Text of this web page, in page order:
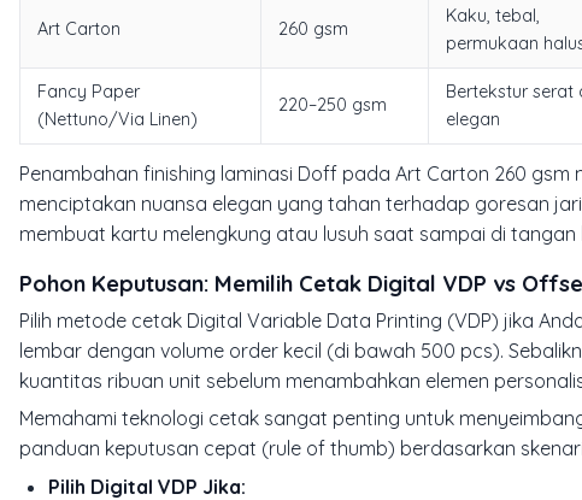
Art Carton 260 gsm
Kaku, tebal,
permukaan
Fancy Paper
(Nettuno/Via Linen)
220–250 gsm
Bertekstur serat
elegan
Penambahan finishing laminasi Doff pada Art Carton 260
menciptakan nuansa elegan yang tahan terhadap goresan
membuat kartu melengkung atau lusuh saat sampai di tangan
Pohon Keputusan: Memilih Cetak Digital VDP vs
Pilih metode cetak Digital Variable Data Printing (VDP) jika
lembar dengan volume order kecil (di bawah 500 pcs).
kuantitas ribuan unit sebelum menambahkan elemen
Memahami teknologi cetak sangat penting untuk
panduan keputusan cepat (rule of thumb) berdasarkan
Pilih Digital VDP Jika: